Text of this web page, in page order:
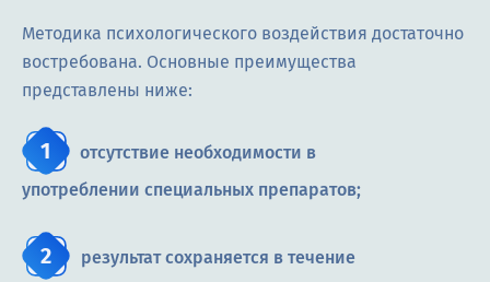
Методика психологического воздействия достаточно
востребована. Основные преимущества
представлены ниже:
отсутствие необходимости в
употреблении специальных препаратов;
результат сохраняется в течение